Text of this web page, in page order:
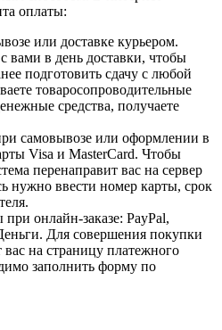
оплаты:
или доставке курьером.
вами в день доставки, чтобы
подготовить сдачу с любой
товаросопроводительные
средства, получаете
самовывозе или оформлении в
Visa и MasterCard. Чтобы
перенаправит вас на сервер
нужно ввести номер карты, срок
онлайн-заказе: PayPal,
Для совершения покупки
вас на страницу платежного
заполнить форму по